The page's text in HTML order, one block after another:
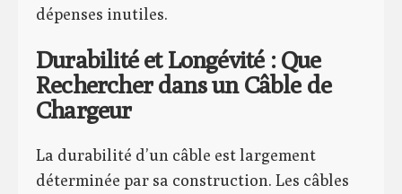
dépenses inutiles.
Durabilité et Longévité : Que
Rechercher dans un Câble de
Chargeur
La durabilité d’un câble est largement
déterminée par sa construction. Les câbles